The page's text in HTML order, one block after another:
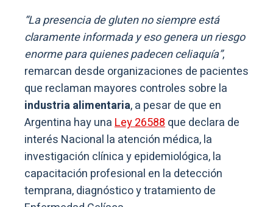
“La presencia de gluten no siempre está
claramente informada y eso genera un riesgo
enorme para quienes padecen celiaquía”,
remarcan desde organizaciones de pacientes
que reclaman mayores controles sobre la
industria alimentaria, a pesar de que en
Argentina hay unaLey 26588que declara de
interés Nacional la atención médica, la
investigación clínica y epidemiológica, la
capacitación profesional en la detección
temprana, diagnóstico y tratamiento de